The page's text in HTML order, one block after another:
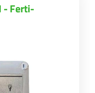
- Ferti-